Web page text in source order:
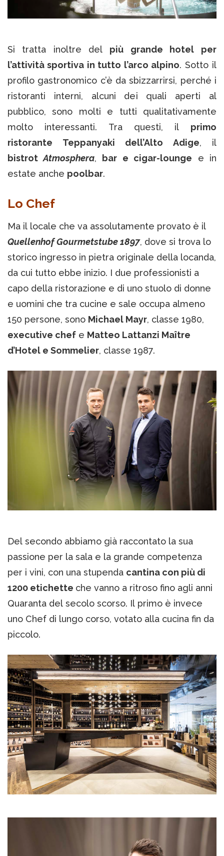
Si tratta inoltre del più grande hotel per
l’attività sportiva in tutto l’arco alpino. Sotto il
profilo gastronomico c’è da sbizzarrirsi, perché i
ristoranti interni, alcuni dei quali aperti al
pubblico, sono molti e tutti qualitativamente
molto interessanti. Tra questi, il primo
ristorante Teppanyaki dell’Alto Adige, il
bistrotAtmosphera, bar e cigar-lounge e in
estate anche poolbar.
Lo Chef
Ma il locale che va assolutamente provato è il
Quellenhof Gourmetstube 1897, dove si trova lo
storico ingresso in pietra originale della locanda,
da cui tutto ebbe inizio. I due professionisti a
capo della ristorazione e di uno stuolo di donne
e uomini che tra cucine e sale occupa almeno
150 persone, sono Michael Mayr, classe 1980,
executive chef e Matteo Lattanzi Maître
d’Hotel e Sommelier, classe 1987.
Del secondo abbiamo già raccontato la sua
passione per la sala e la grande competenza
per i vini, con una stupenda cantina con più di
1200 etichette che vanno a ritroso fino agli anni
Quaranta del secolo scorso. Il primo è invece
uno Chef di lungo corso, votato alla cucina fin da
piccolo.